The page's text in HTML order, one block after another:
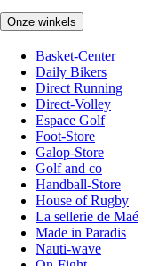
Onze winkels
Basket-Center
Daily Bikers
Direct Running
Direct-Volley
Espace Golf
Foot-Store
Galop-Store
Golf and co
Handball-Store
House of Rugby
La sellerie de Maé
Made in Paradis
Nauti-wave